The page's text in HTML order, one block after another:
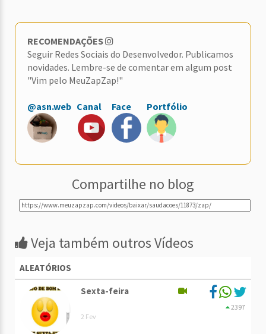
RECOMENDAÇÕES
Seguir Redes Sociais do Desenvolvedor. Publicamos
novidades. Lembre-se de comentar em algum post
"Vim pelo MeuZapZap!"
@asn.web Canal Face Portfólio
Compartilhe no blog
Veja também outros Vídeos
ALEATÓRIOS
Sexta-feira
2 Fev
2397